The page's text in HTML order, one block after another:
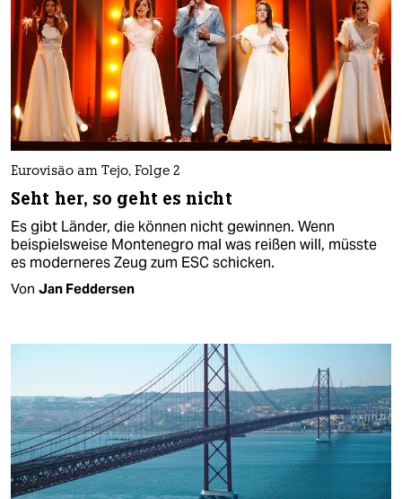
Eurovisão am Tejo, Folge 2
Seht her, so geht es nicht
Es gibt Länder, die können nicht gewinnen. Wenn
beispielsweise Montenegro mal was reißen will, müsste
es moderneres Zeug zum ESC schicken.
Von Jan Feddersen